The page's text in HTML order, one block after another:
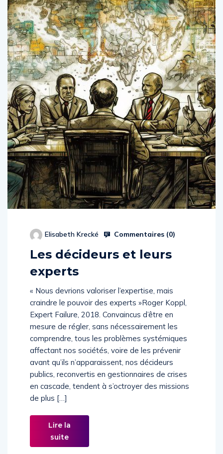
Elisabeth Krecké Commentaires (0)
Les décideurs et leurs
experts
« Nous devrions valoriser l’expertise, mais
craindre le pouvoir des experts »Roger Koppl,
Expert Failure, 2018. Convaincus d’être en
mesure de régler, sans nécessairement les
comprendre, tous les problèmes systémiques
affectant nos sociétés, voire de les prévenir
avant qu’ils n’apparaissent, nos décideurs
publics, reconvertis en gestionnaires de crises
en cascade, tendent à s’octroyer des missions
de plus […]
Lire la
suite